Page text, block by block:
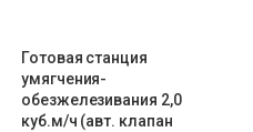
Готовая станция
умягчения-
обезжелезивания 2,0
куб.м/ч (авт. клапан